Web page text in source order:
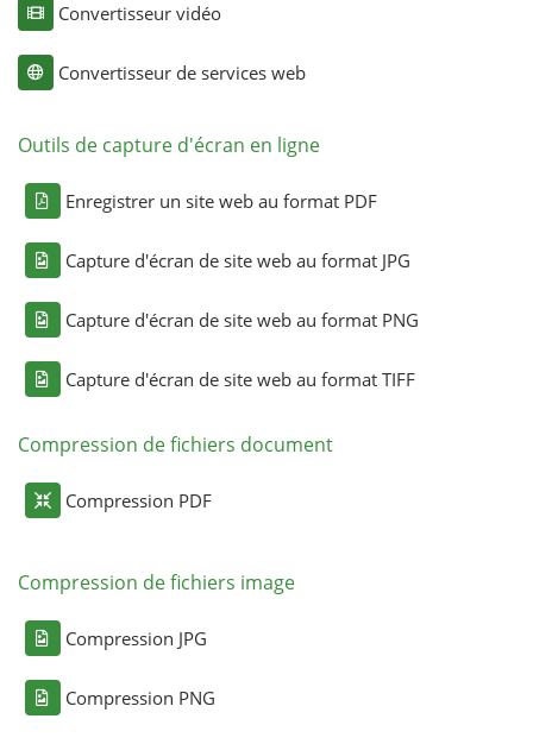
Convertisseur vidéo
Convertisseur de services web
Outils de capture d'écran en ligne
Enregistrer un site web au format PDF
Capture d'écran de site web au format JPG
Capture d'écran de site web au format PNG
Capture d'écran de site web au format TIFF
Compression de fichiers document
Compression PDF
Compression de fichiers image
Compression JPG
Compression PNG